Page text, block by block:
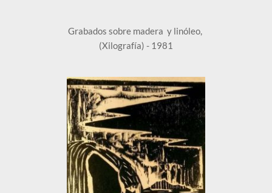
Grabados sobre madera  y linóleo,
(Xilografía) - 1981